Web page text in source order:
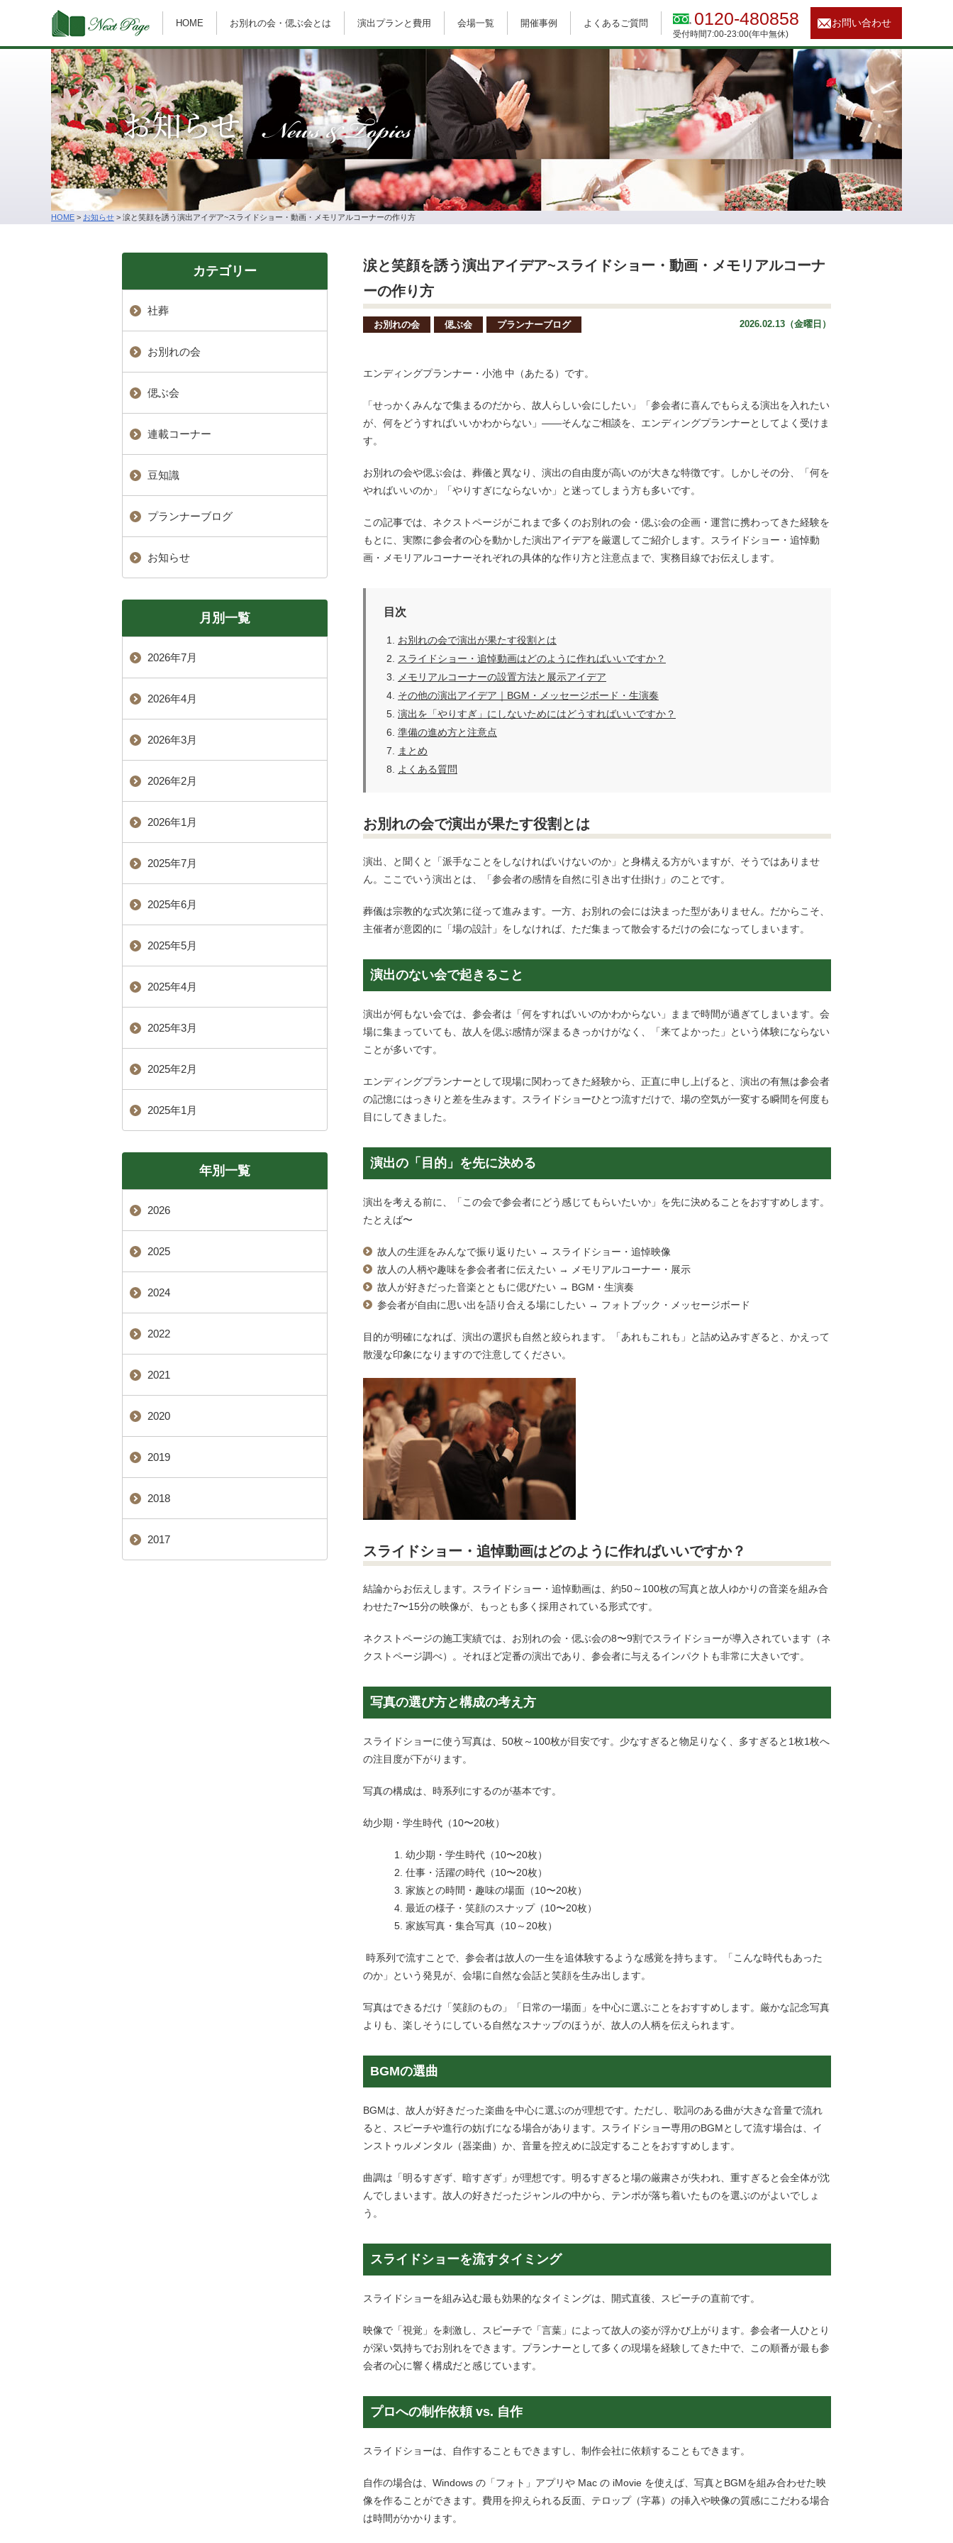
HOME お別れの会・偲ぶ会とは 演出プランと費用 会場一覧 開催事例 よくあるご質問 0120-480858
受付時間7:00-23:00(年中無休)
お問い合わせ
お知らせ News & Topics
HOME > お知らせ > 涙と笑顔を誘う演出アイデア~スライドショー・動画・メモリアルコーナーの作り方
涙と笑顔を誘う演出アイデア~スライドショー・動画・メモリアルコーナ
ーの作り方
お別れの会 偲ぶ会 プランナーブログ 2026.02.13（金曜日）
エンディングプランナー・小池 中（あたる）です。
「せっかくみんなで集まるのだから、故人らしい会にしたい」「参会者に喜んでもらえる演出を入れたい
が、何をどうすればいいかわからない」 ——そんなご相談を、エンディングプランナーとしてよく受けま
す。
お別れの会や偲ぶ会は、葬儀と異なり、演出の自由度が高いのが大きな特徴です。しかしその分、「何を
やればいいのか」「やりすぎにならないか」と迷ってしまう方も多いです。
この記事では、ネクストページがこれまで多くのお別れの会・偲ぶ会の企画・運営に携わってきた経験を
もとに、実際に参会者の心を動かした演出アイデアを厳選してご紹介します。スライドショー・追悼動
画・メモリアルコーナーそれぞれの具体的な作り方と注意点まで、実務目線でお伝えします。
目次
お別れの会で演出が果たす役割とは
スライドショー・追悼動画はどのように作ればいいですか？
メモリアルコーナーの設置方法と展示アイデア
その他の演出アイデア｜BGM・メッセージボード・生演奏
演出を「やりすぎ」にしないためにはどうすればいいですか？
準備の進め方と注意点
まとめ
よくある質問
お別れの会で演出が果たす役割とは
演出、と聞くと「派手なことをしなければいけないのか」と身構える方がいますが、そうではありませ
ん。ここでいう演出とは、「参会者の感情を自然に引き出す仕掛け」のことです。
葬儀は宗教的な式次第に従って進みます。一方、お別れの会には決まった型がありません。だからこそ、
主催者が意図的に「場の設計」をしなければ、ただ集まって散会するだけの会になってしまいます。
演出のない会で起きること
演出が何もない会では、 参会者は「何をすればいいのかわからない」ままで時間が過ぎてしまいます。会
場に集まっていても、故人を偲ぶ感情が深まるきっかけがなく、「来てよかった」という体験にならない
ことが多いです。
エンディングプランナーとして現場に関わってきた経験から、 正直に申し上げると、 演出の有無は参会者
の記憶にはっきりと差を生みます。スライドショーひとつ流すだけで、場の空気が一変する瞬間を何度も
目にしてきました。
演出の「目的」を先に決める
演出を考える前に、「この会で参会者にどう感じてもらいたいか」を先に決めることをおすすめします。
たとえば〜
故人の生涯をみんなで振り返りたい → スライドショー・追悼映像
故人の人柄や趣味を参会者者に伝えたい →
メモリアルコーナー・展示
故人が好きだった音楽とともに偲びたい → BGM ・生演奏
参会者が自由に思い出を語り合える場にしたい → フォトブック・メッセージボード
目的が明確になれば、演出の選択も自然と絞られます。「あれもこれも」と詰め込みすぎると、かえって
散漫な印象になりますので注意してください。
スライドショー・追悼動画はどのように作ればいいですか？
結論からお伝えします。スライドショー・追悼動画は、 約50～100枚の写真と故人ゆかりの音楽を組み合
わせた7〜15分の映像が、もっとも多く採用されている形式です。
ネクストページの施工実績では、お別れの会・偲ぶ会の8〜9割でスライドショーが導入されています（ネ
クストページ調べ）。それほど定番の演出であり、 参会者に与えるインパクトも非常に大きいです。
写真の選び方と構成の考え方
スライドショーに使う写真は、 50枚～100枚が目安です。少なすぎると物足りなく、多すぎると 1枚1枚へ
の注目度が下がります。
写真の構成は、時系列にするのが基本です。
幼少期・学生時代 （10〜20枚）
幼少期・学生時代 （10〜20枚）
仕事・活躍の時代 （10〜20枚）
家族との時間・趣味の場面 （10〜20枚）
最近の様子・笑顔のスナップ（10〜20枚）
家族写真・集合写真 （10～20枚）
時系列で流すことで、参会者は故人の一生を追体験するような感覚を持ちます。「こんな時代もあった
のか」という発見が、会場に自然な会話と笑顔を生み出します。
写真はできるだけ「笑顔のもの」「日常の一場面」を中心に選ぶことをおすすめします。厳かな記念写真
よりも、楽しそうにしている自然なスナップのほうが、故人の人柄を伝えられます。
BGMの選曲
BGMは、故人が好きだった楽曲を中心に選ぶのが理想です。ただし、歌詞のある曲が大きな音量で流れ
ると、スピーチや進行の妨げになる場合があります。スライドショー専用のBGMとして流す場合は、イ
ンストゥルメンタル（器楽曲）か、音量を控えめに設定することをおすすめします。
曲調は「明るすぎず、暗すぎず」が理想です。明るすぎると場の厳粛さが失われ、重すぎると会全体が沈
んでしまいます。故人の好きだったジャンルの中から、テンポが落ち着いたものを選ぶのがよいでしょ
う。
スライドショーを流すタイミング
スライドショーを組み込む最も効果的なタイミングは、 開式直後、スピーチの直前です。
映像で「視覚」を刺激し、スピーチで「言葉」によって故人の姿が浮かび上がります。 参会者一人ひとり
が深い気持ちでお別れをできます。プランナーとして多くの現場を経験してきた中で、この順番が最も参
会者の心に響く構成だと感じています。
プロへの制作依頼 vs. 自作
スライドショーは、自作することもできますし、 制作会社に依頼することもできます。
自作の場合は、 Windows の「フォト」アプリや Mac の iMovie を使えば、写真と BGMを組み合わせた映
像を作ることができます。費用を抑えられる反面、テロップ（字幕）の挿入や映像の質感にこだわる場合
は時間がかかります。
カテゴリー
社葬
お別れの会
偲ぶ会
連載コーナー
豆知識
プランナーブログ
お知らせ
月別一覧
2026年7月
2026年4月
2026年3月
2026年2月
2026年1月
2025年7月
2025年6月
2025年5月
2025年4月
2025年3月
2025年2月
2025年1月
年別一覧
2026
2025
2024
2022
2021
2020
2019
2018
2017